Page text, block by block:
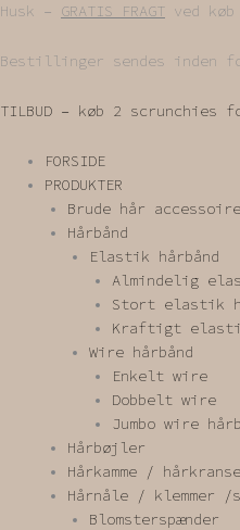
Gå
indholdet
Husk – GRATIS FRAGT ved
Bestillinger sendes inden
TILBUD – køb 2 scrunchies
FORSIDE
PRODUKTER
Brude hår
Hårbånd
Elastik hårbånd
Almindelig
Stort elastik
Kraftigt
Wire hårbånd
Enkelt wire
Dobbelt wire
Jumbo wire
Hårbøjler
Hårkamme / hårkranse
Hårnåle / klemmer /
Blomsterspænder